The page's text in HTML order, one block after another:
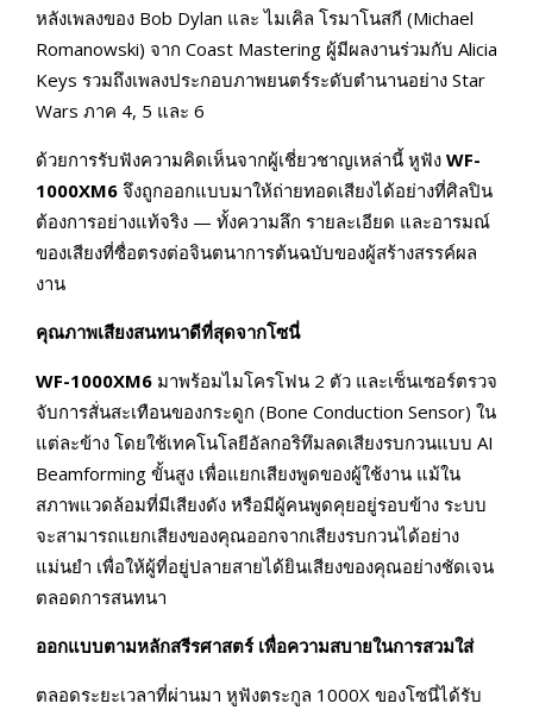
หลังเพลงของ Bob Dylan และ ไมเคิล โรมาโนสกี (Michael
Romanowski) จาก Coast Mastering ผู้มีผลงานร่วมกับ Alicia
Keys รวมถึงเพลงประกอบภาพยนตร์ระดับตำนานอย่าง Star
Wars ภาค 4, 5 และ 6
ด้วยการรับฟังความคิดเห็นจากผู้เชี่ยวชาญเหล่านี้ หูฟัง WF-
1000XM6 จึงถูกออกแบบมาให้ถ่ายทอดเสียงได้อย่างที่ศิลปิน
ต้องการอย่างแท้จริง — ทั้งความลึก รายละเอียด และอารมณ์
ของเสียงที่ซื่อตรงต่อจินตนาการต้นฉบับของผู้สร้างสรรค์ผล
งาน
คุณภาพเสียงสนทนาดีที่สุดจากโซนี่
WF-1000XM6 มาพร้อมไมโครโฟน 2 ตัว และเซ็นเซอร์ตรวจ
จับการสั่นสะเทือนของกระดูก (Bone Conduction Sensor) ใน
แต่ละข้าง โดยใช้เทคโนโลยีอัลกอริทึมลดเสียงรบกวนแบบ AI
Beamforming ขั้นสูง เพื่อแยกเสียงพูดของผู้ใช้งาน แม้ใน
สภาพแวดล้อมที่มีเสียงดัง หรือมีผู้คนพูดคุยอยู่รอบข้าง ระบบ
จะสามารถแยกเสียงของคุณออกจากเสียงรบกวนได้อย่าง
แม่นยำ เพื่อให้ผู้ที่อยู่ปลายสายได้ยินเสียงของคุณอย่างชัดเจน
ตลอดการสนทนา
ออกแบบตามหลักสรีรศาสตร์ เพื่อความสบายในการสวมใส่
ตลอดระยะเวลาที่ผ่านมา หูฟังตระกูล 1000X ของโซนี่ได้รับ